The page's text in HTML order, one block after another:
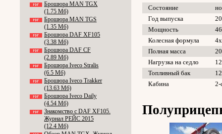
Брошюра MAN TGX
(1.75 Мб)
Брошюра MAN TGS
(1.35 Мб)
Брошюра DAF XF105
(3.38 Мб)
Брошюра DAF CF
(2.89 Мб)
Брошюра Iveco Stralis
(6.5 Мб)
Брошюра Iveco Trakker
(13.63 Мб)
Брошюра Iveco Daily
(4.54 Мб)
Знакомство с DAF XF105.
Журнал РЕЙС 2015
(12.4 Мб)
Состояние
Год выпуска
Мощность
Колесная формула
Полная масса
Нагрузка на седло
Топливный бак
Кабина
2-